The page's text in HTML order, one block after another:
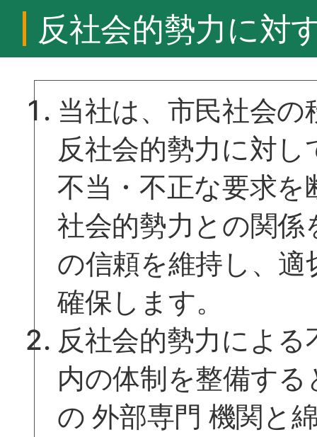
反社会的勢力に対
当社は、市民社会
反社会的勢力に対
不当・不正な要求
社会的勢力との関
の信頼を維持し、
確保します。
反社会的勢力によ
内の体制を整備す
の 外部専門 機関と